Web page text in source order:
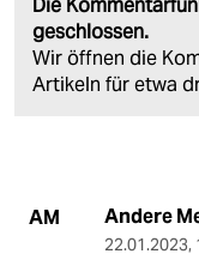
Die
geschlossen.
Wir öffnen die
Artikeln für etwa
AM Andere
22.01.2023,